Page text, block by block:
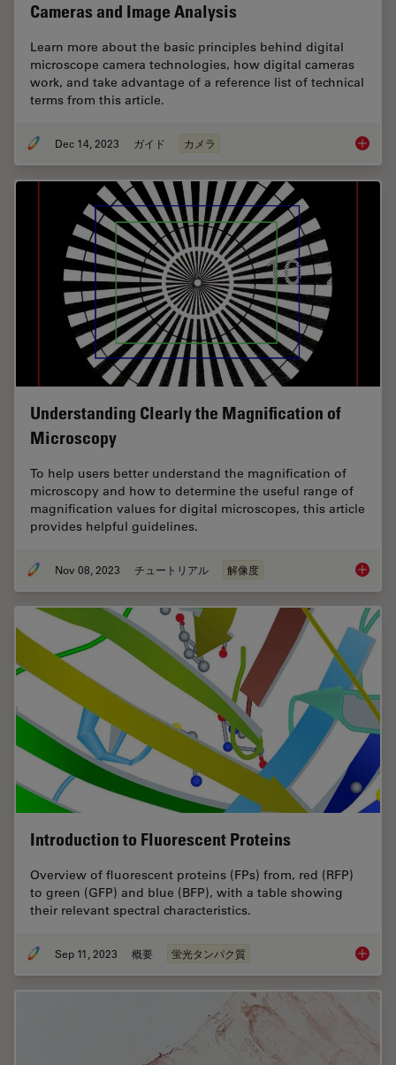
Cameras and Image Analysis
Learn more about the basic principles behind digital
microscope camera technologies, how digital cameras
work, and take advantage of a reference list of technical
terms from this article.
Dec 14, 2023 ガイド カメラ
Understanding Clearly the Magnification of
Microscopy
To help users better understand the magnification of
microscopy and how to determine the useful range of
magnification values for digital microscopes, this article
provides helpful guidelines.
Nov 08, 2023 チュートリアル 解像度
Introduction to Fluorescent Proteins
Overview of fluorescent proteins (FPs) from, red (RFP)
to green (GFP) and blue (BFP), with a table showing
their relevant spectral characteristics.
Sep 11, 2023 概要 蛍光タンパク質